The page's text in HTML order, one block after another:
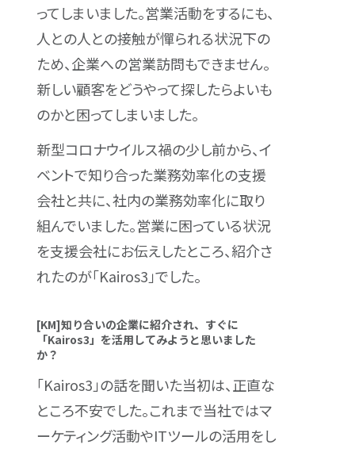
ってしまいました。営業活動をするにも、
人との人との接触が憚られる状況下の
ため、企業への営業訪問もできません。
新しい顧客をどうやって探したらよいも
のかと困ってしまいました。
新型コロナウイルス禍の少し前から、イ
ベントで知り合った業務効率化の支援
会社と共に、社内の業務効率化に取り
組んでいました。営業に困っている状況
を支援会社にお伝えしたところ、紹介さ
れたのが「Kairos3」でした。
[KM]知り合いの企業に紹介され、すぐに
「Kairos3」を活用してみようと思いました
か？
「Kairos3」の話を聞いた当初は、正直な
ところ不安でした。これまで当社ではマ
ーケティング活動やITツールの活用をし